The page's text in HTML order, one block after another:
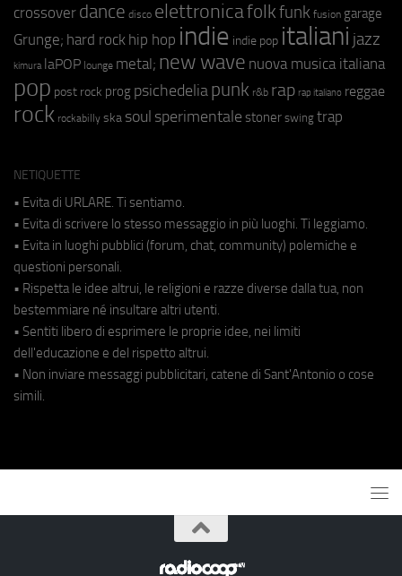
crossover dance disco elettronicafolkfunk fusion garage
Grunge; hard rock hip hop indie indie pop italiani jazz
kimura laPOP lounge metal; new wave nuova musica italiana
pop post rock prog psichedeliapunk r&b rap rap italiano reggae
rock rockabilly ska soul sperimentale stoner swing trap
NETIQUETTE
• Evita di URLARE. Ti sentiamo.
• Evita di scrivere lo stesso messaggio in più luoghi. Ti leggiamo.
• Evita in luoghi pubblici (forum, chat, community) polemiche e
questioni personali.
• Rispetta le idee altrui, le religioni e razze diverse dalla tua, non
bestemmiare né insultare altri utenti.
• Sentiti libero di esprimere le proprie idee, nei limiti
dell'educazione e del rispetto altrui.
• Non inviare messaggi pubblicitari, catene di Sant'Antonio o cose
simili.